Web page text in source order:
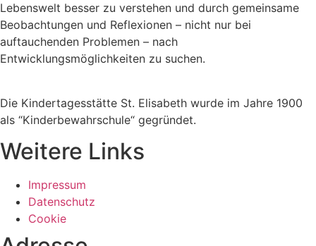
Lebenswelt besser zu verstehen und durch gemeinsame
Beobachtungen und Reflexionen – nicht nur bei
auftauchenden Problemen – nach
Entwicklungsmöglichkeiten zu suchen.
Die Kindertagesstätte St. Elisabeth wurde im Jahre 1900
als “Kinderbewahrschule“ gegründet.
Weitere Links
Impressum
Datenschutz
Cookie